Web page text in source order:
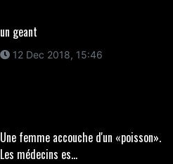
un geant
12 Dec 2018, 15:46
Une femme accouche d'un «poisson».
Les médecins es...